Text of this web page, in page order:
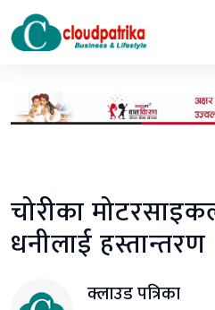
चोरीका
धनीलाई हस्तान्तरण
क्लाउड पत्रिका